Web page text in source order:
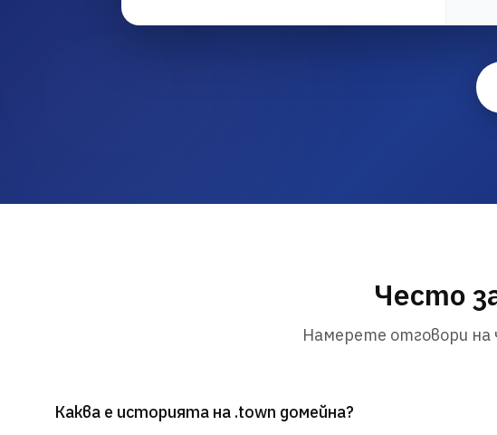
Често
Намерете отговори на
Каква е историята на .town домейна?